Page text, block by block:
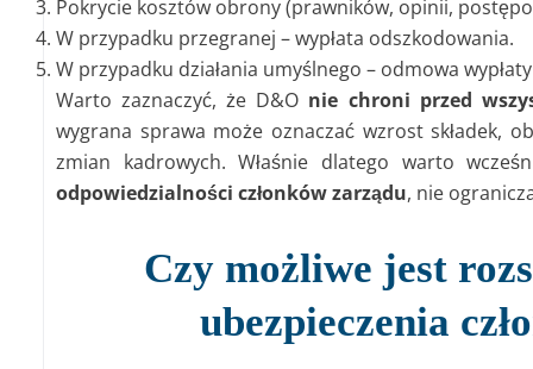
Pokrycie kosztów obrony (prawników, opinii,
W przypadku przegranej – wypłata odszkodowania.
W przypadku działania umyślnego – odmowa
Warto zaznaczyć, że D&O nie chroni przed
wygrana sprawa może oznaczać wzrost składek,
zmian kadrowych. Właśnie dlatego warto
odpowiedzialności członków zarządu, nie
Czy możliwe jest
ubezpieczenia